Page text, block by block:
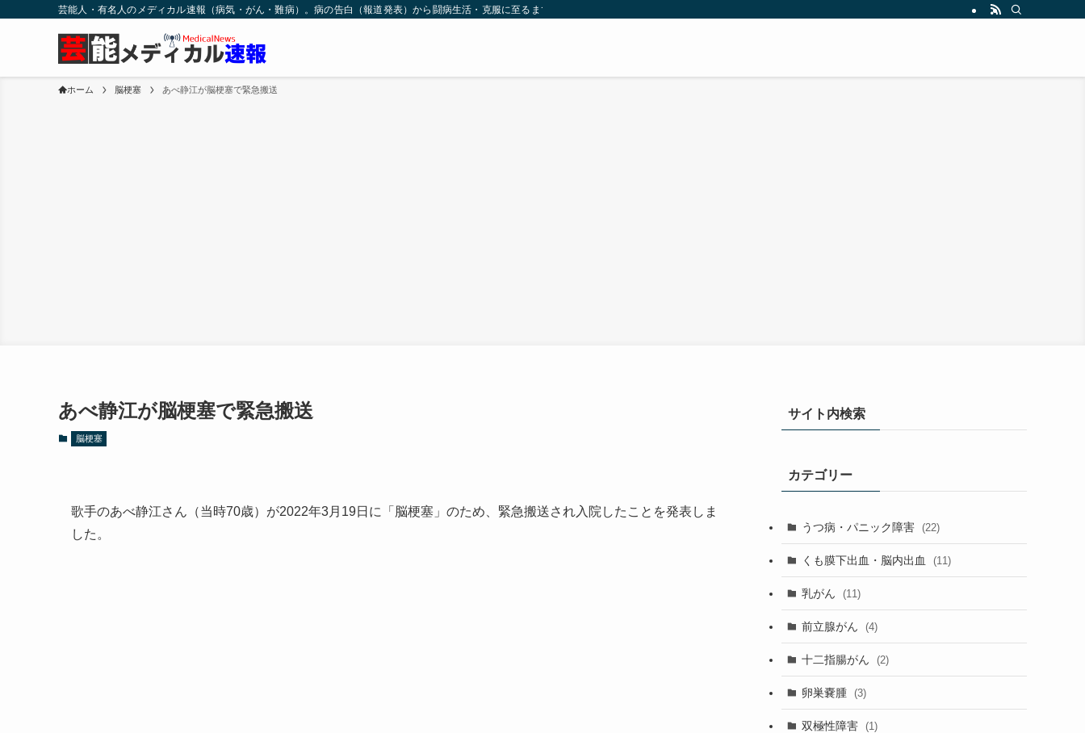
芸能人・有名人のメディカル速報（病気・がん・難病）。病の告白（報道発表）から闘病生活・克服に至るまでを詳しく解説。
ホーム 脳梗塞 あべ静江が脳梗塞で緊急搬送
あべ静江が脳梗塞で緊急搬送
脳梗塞
歌手のあべ静江さん（当時70歳）が2022年3月19日に「脳梗塞」のため、緊急搬送され入院したことを発表しま
した。
サイト内検索
カテゴリー
うつ病・パニック障害 (22)
くも膜下出血・脳内出血 (11)
乳がん (11)
前立腺がん (4)
十二指腸がん (2)
卵巣嚢腫 (3)
双極性障害 (1)